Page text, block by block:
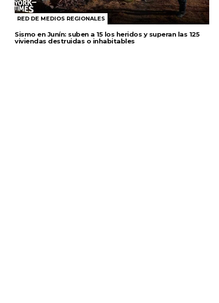
RED DE MEDIOS REGIONALES
Sismo en Junín: suben a 15 los heridos y superan las 125
viviendas destruidas o inhabitables